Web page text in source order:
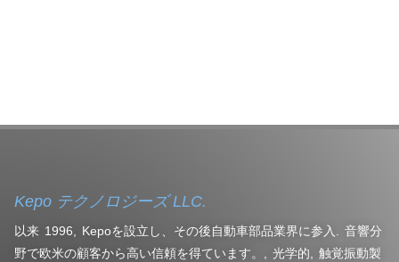
Kepo テクノロジーズ LLC.
以来 1996, Kepoを設立し、その後自動車部品業界に参入. 音響分
野で欧米の顧客から高い信頼を得ています。, 光学的, 触覚振動製